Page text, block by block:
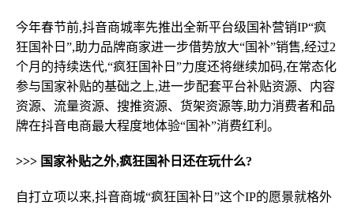
今年春节前,抖音商城率先推出全新平台级国补营销IP“疯
狂国补日”,助力品牌商家进一步借势放大“国补”销售,经过2
个月的持续迭代,“疯狂国补日”力度还将继续加码,在常态化
参与国家补贴的基础之上,进一步配套平台补贴资源、内容
资源、流量资源、搜推资源、货架资源等,助力消费者和品
牌在抖音电商最大程度地体验“国补”消费红利。
>>> 国家补贴之外,疯狂国补日还在玩什么?
自打立项以来,抖音商城“疯狂国补日”这个IP的愿景就格外